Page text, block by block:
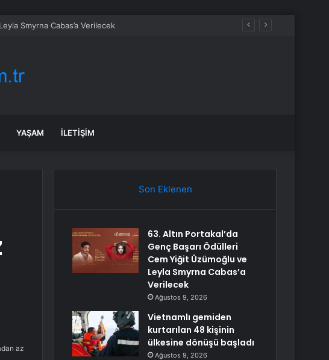
Smyrna Cabas’a Verilecek
YAŞAM İLETIŞIM
az
Son Eklenen
63. Altın Portakal’da
Genç Başarı Ödülleri
Cem Yiğit Üzümoğlu ve
Leyla Smyrna Cabas’a
Verilecek
Ağustos 9, 2026
Vietnamlı gemiden
kurtarılan 48 kişinin
ülkesine dönüşü başladı
Ağustos 9, 2026